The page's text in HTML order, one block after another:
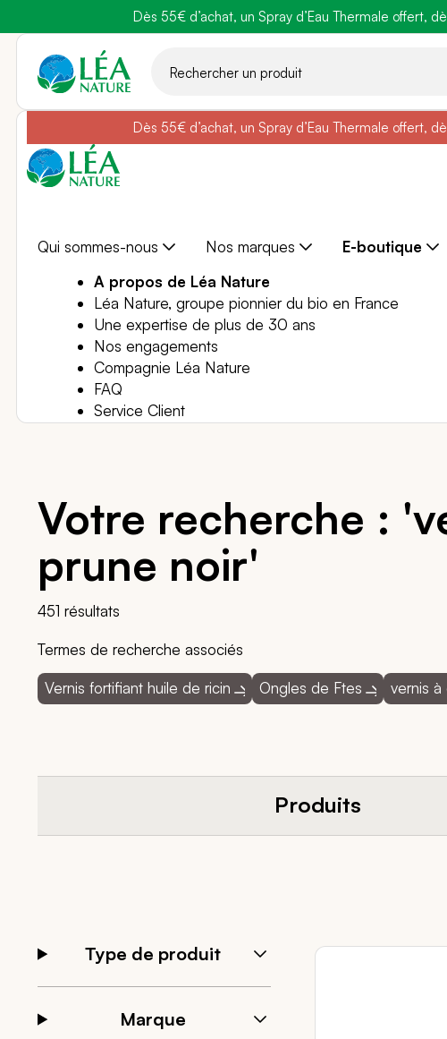
Belle semaine:
Dès 55€ d’achat, un Spray d’Eau Thermale offert,
Aller
contenu
Belle semaine:
Dès 55€ d’achat, un Spray d’Eau Thermale offert,
Qui sommes-nous Nos marques E-boutique
A propos de Léa Nature
Léa Nature, groupe pionnier du bio en France
Une expertise de plus de 30 ans
Nos engagements
Compagnie Léa Nature
FAQ
Service Client
Votre recherche :
prune noir'
451 résultats
Termes de recherche associés
Vernis fortifiant huile de ricin Ongles de Ftes vernis à
Produits
Type de produit
Marque